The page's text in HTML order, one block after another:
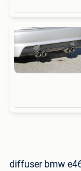
diffuser bmw